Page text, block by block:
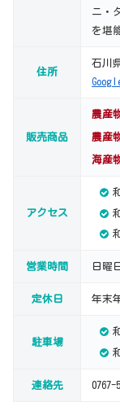
ニ・
を堪
住所
石川
販売商品
農産
農産
海産
アクセス
営業時間 日曜
定休日 年末
駐車場
連絡先 0767-